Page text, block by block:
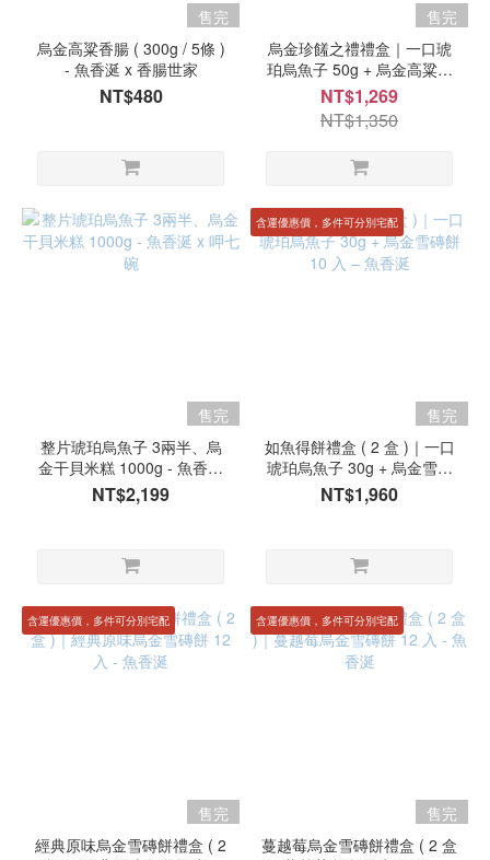
售完
烏金高粱香腸 ( 300g / 5條 )
- 魚香涎 x 香腸世家
NT$480
售完
烏金珍饈之禮禮盒｜一口琥
珀烏魚子 50g + 烏金高粱香
腸 300g - 魚香涎
NT$1,269
NT$1,350
售完
整片琥珀烏魚子 3兩半、烏
金干貝米糕 1000g - 魚香涎
x 呷七碗
NT$2,199
含運優惠價，多件可分別宅配
售完
如魚得餅禮盒 ( 2 盒 )｜一口
琥珀烏魚子 30g + 烏金雪磚
餅 10 入 – 魚香涎
NT$1,960
含運優惠價，多件可分別宅配
售完
經典原味烏金雪磚餅禮盒 ( 2
含運優惠價，多件可分別宅配
售完
蔓越莓烏金雪磚餅禮盒 ( 2 盒